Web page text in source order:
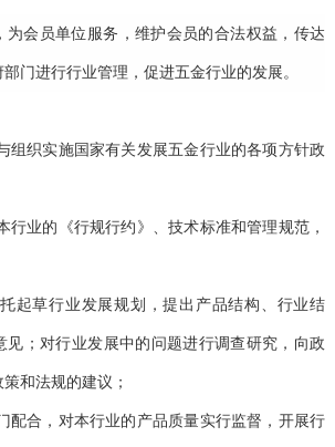
为会员单位服务，维护会员的合法权益，传达
门进行行业管理，促进五金行业的发展。
组织实施国家有关发展五金行业的各项方针政
行业的《行规行约》、技术标准和管理规范，
起草行业发展规划，提出产品结构、行业结
见；对行业发展中的问题进行调查研究，向政
和法规的建议；
配合，对本行业的产品质量实行监督，开展行